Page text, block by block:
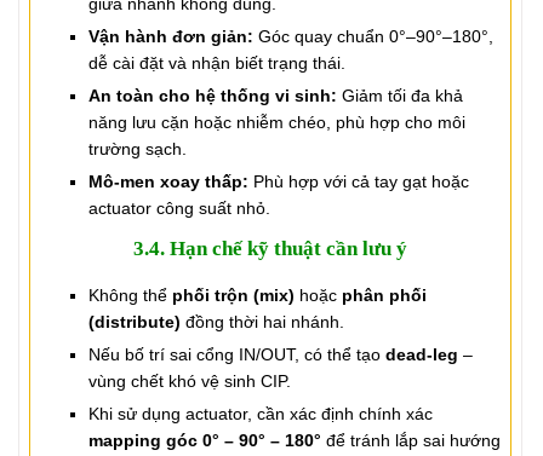
Vận hành đơn giản: Góc quay chuẩn 0°–90°–180°,
dễ cài đặt và nhận biết trạng thái.
An toàn cho hệ thống vi sinh: Giảm tối đa khả
năng lưu cặn hoặc nhiễm chéo, phù hợp cho môi
trường sạch.
Mô-men xoay thấp: Phù hợp với cả tay gạt hoặc
actuator công suất nhỏ.
3.4. Hạn chế kỹ thuật cần lưu ý
Không thể phối trộn (mix) hoặc phân phối
(distribute) đồng thời hai nhánh.
Nếu bố trí sai cổng IN/OUT, có thể tạo dead-leg –
vùng chết khó vệ sinh CIP.
Khi sử dụng actuator, cần xác định chính xác
mapping góc 0° – 90° – 180° để tránh lắp sai hướng